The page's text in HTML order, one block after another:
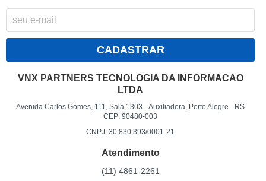
CADASTRAR
VNX PARTNERS TECNOLOGIA DA INFORMACAO
LTDA
Avenida Carlos Gomes, 111, Sala 1303 -Auxiliadora, Porto Alegre - RS
CEP: 90480-003
CNPJ: 30.830.393/0001-21
Atendimento
(11) 4861-2261